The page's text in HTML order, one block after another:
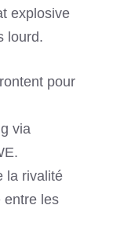
explosive
lourd.
pour
via
la rivalité
entre les